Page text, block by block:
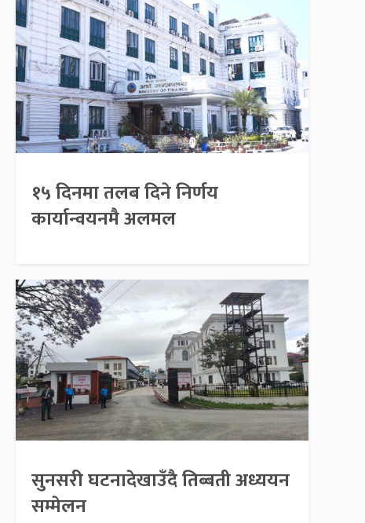
१५ दिनमा तलब दिने निर्णय
कार्यान्वयनमै अलमल
सुनसरी घटनादेखाउँदै तिब्बती अध्ययन
सम्मेलन